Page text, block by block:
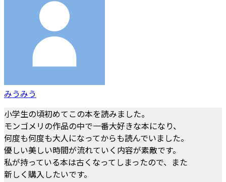
みうみう
小学生の頃初めてこの本を読みました。
モンゴメリの作品の中で一番大好きな本になり、
何度も何度も大人になってからも読んでいました。
優しい美しい時間が流れていく内容が素敵です。
私が持っている本は古くなってしまったので、また
新しく購入したいです。